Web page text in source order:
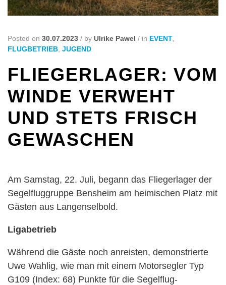
Posted on 30.07.2023 / by Ulrike Pawel / in EVENT
FLUGBETRIEB JUGEND
FLIEGERLAGER: VOM
WINDE VERWEHT
UND STETS FRISCH
GEWASCHEN
Am Samstag, 22. Juli, begann das Fliegerlager der
Segelfluggruppe Bensheim am heimischen Platz mit
Gästen aus Langenselbold.
Ligabetrieb
Während die Gäste noch anreisten, demonstrierte
Uwe Wahlig, wie man mit einem Motorsegler Typ
G109 (Index: 68) Punkte für die Segelflug-